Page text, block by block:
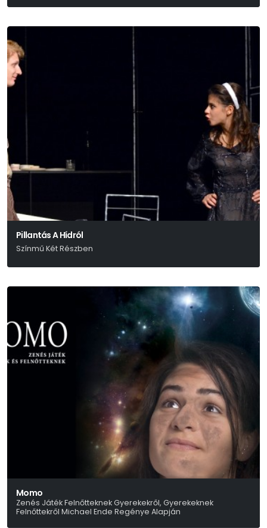
Pillantás A Hídról
Színmű Két Részben
Momo
Zenés Játék Felnőtteknek Gyerekekről, Gyerekeknek
Felnőttekről Michael Ende Regénye Alapján